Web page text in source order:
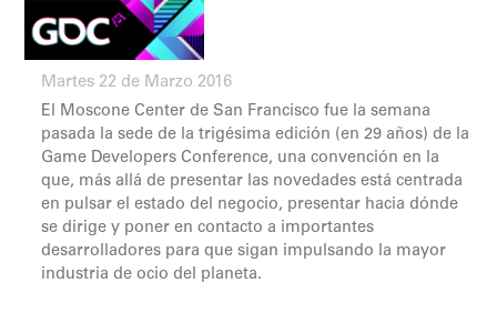
Martes 22 de Marzo 2016
El Moscone Center de San Francisco fue la semana
pasada la sede de la trigésima edición (en 29 años) de la
Game Developers Conference, una convención en la
que, más allá de presentar las novedades está centrada
en pulsar el estado del negocio, presentar hacia dónde
se dirige y poner en contacto a importantes
desarrolladores para que sigan impulsando la mayor
industria de ocio del planeta.